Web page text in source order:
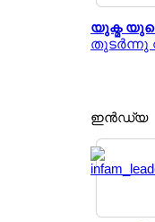
യുക്മ
തുടര്‍ന്നു
ഇന്‍ഡ്യ